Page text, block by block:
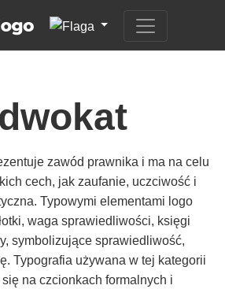
zawód prawnika i ma na celu
cech, jak zaufanie, uczciwość i
Typowymi elementami logo
waga sprawiedliwości, księgi
symbolizujące sprawiedliwość,
Typografia używana w tej kategorii
na czcionkach formalnych i